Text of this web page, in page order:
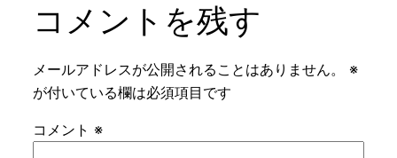
コメントを残す
メールアドレスが公開されることはありません。
※
が付いている欄は必須項目です
コメント ※